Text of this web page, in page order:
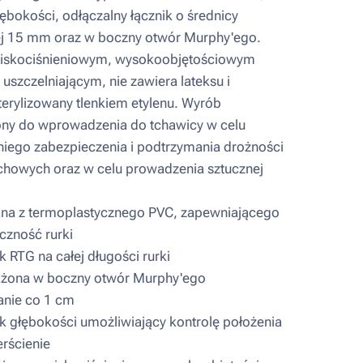
odłączalny łącznik o średnicy
15 mm oraz w boczny otwór Murphy'ego.
wysokoobjętościowym
nie zawiera lateksu i
tlenkiem etylenu. Wyrób
do wprowadzenia do tchawicy w celu
zabezpieczenia i podtrzymania drożności
oraz w celu prowadzenia sztucznej
z termoplastycznego PVC, zapewniającego
rurki
na całej długości rurki
w boczny otwór Murphy'ego
co 1 cm
umożliwiający kontrolę położenia